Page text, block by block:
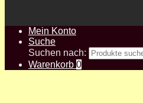
Mein Konto
Suche
Suchen nach:
Warenkorb 0